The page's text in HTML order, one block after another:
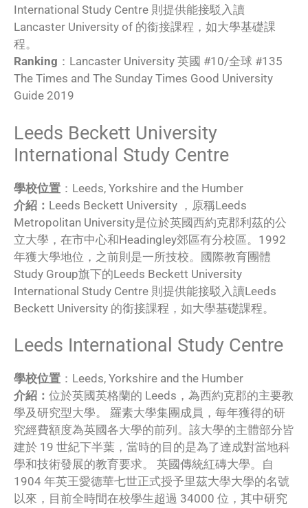
International Study Centre 則提供能接駁入讀
Lancaster University of 的銜接課程，如大學基礎課
程。
Ranking ：Lancaster University 英國 #10/全球 #135
The Times and The Sunday Times Good University
Guide 2019
Leeds Beckett University
International Study Centre
學校位置 ：Leeds, Yorkshire and the Humber
介紹： Leeds Beckett University ，原稱Leeds
Metropolitan University是位於英國西約克郡利茲的公
立大學，在市中心和Headingley郊區有分校區。1992
年獲大學地位，之前則是一所技校。國際教育團體
Study Group旗下的Leeds Beckett University
International Study Centre 則提供能接駁入讀Leeds
Beckett University 的銜接課程，如大學基礎課程。
Leeds International Study Centre
學校位置 ：Leeds, Yorkshire and the Humber
介紹： 位於英國英格蘭的 Leeds，為西約克郡的主要教
學及研究型大學。 羅素大學集團成員，每年獲得的研
究經費額度為英國各大學的前列。該大學的主體部分皆
建於 19 世紀下半葉，當時的目的是為了達成對當地科
學和技術發展的教育要求。 英國傳統紅磚大學。自
1904 年英王愛德華七世正式授予里茲大學大學的名號
以來，目前全時間在校學生超過 34000 位，其中研究